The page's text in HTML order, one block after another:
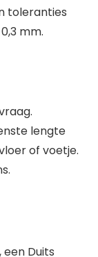
toleranties
mm.
lengte
of voetje.
Duits